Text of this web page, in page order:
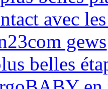
avec
gews
belles